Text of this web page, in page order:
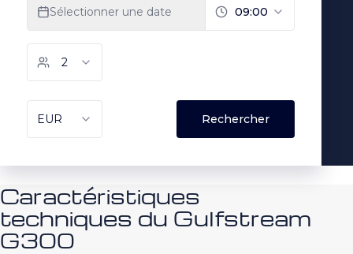
Caractéristiques
techniques du Gulfstream
G300